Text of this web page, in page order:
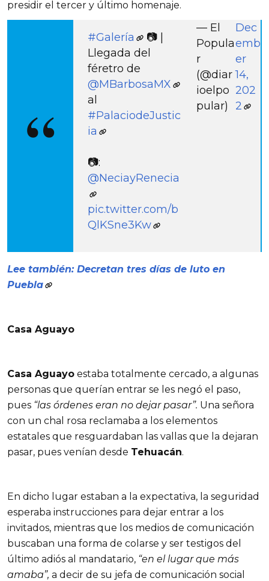
presidir el tercer y último homenaje.
#Galería
📷 |
Llegada del
féretro de
@MBarbosaMX
al
#PalaciodeJustic
ia
📷:
@NeciayRenecia
pic.twitter.com/b
QlKSne3Kw
— El
Popula
r
(@diar
ioelpo
pular)
Dec
emb
er
14,
202
2
Lee también: Decretan tres días de luto en
Puebla
Casa Aguayo
Casa Aguayo estaba totalmente cercado, a algunas
personas que querían entrar se les negó el paso,
pues “las órdenes eran no dejar pasar”. Una señora
con un chal rosa reclamaba a los elementos
estatales que resguardaban las vallas que la dejaran
pasar, pues venían desde Tehuacán.
En dicho lugar estaban a la expectativa, la seguridad
esperaba instrucciones para dejar entrar a los
invitados, mientras que los medios de comunicación
buscaban una forma de colarse y ser testigos del
último adiós al mandatario, “en el lugar que más
amaba”, a decir de su jefa de comunicación social